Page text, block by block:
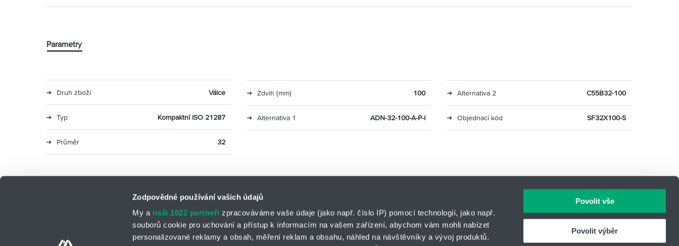
Zodpovědné používání vašich údajů
My a naši 1022 partneři zpracováváme vaše údaje (jako např. číslo IP) pomocí technologií, jako např.
souborů cookie pro uchování a přístup k informacím na vašem zařízení, abychom vám mohli nabízet
personalizované reklamy a obsah, měření reklam a obsahu, náhled na návštěvníky a vývoj produktů.
Povolit vše
Povolit výběr
Parametry
Druh zboží Válce
Typ Kompaktní ISO 21287
Průměr 32
Zdvih (mm) 100
Alternativa 1 ADN-32-100-A-P-I
Alternativa 2 C55B32-100
Objednací kód SF32X100-S
o.z. LIN-TECH
HENNLICH s.r.o.
IČO: 14869446